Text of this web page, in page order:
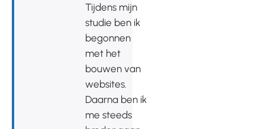
Tijdens mijn
studie ben ik
begonnen
met het
bouwen van
websites.
Daarna ben ik
me steeds